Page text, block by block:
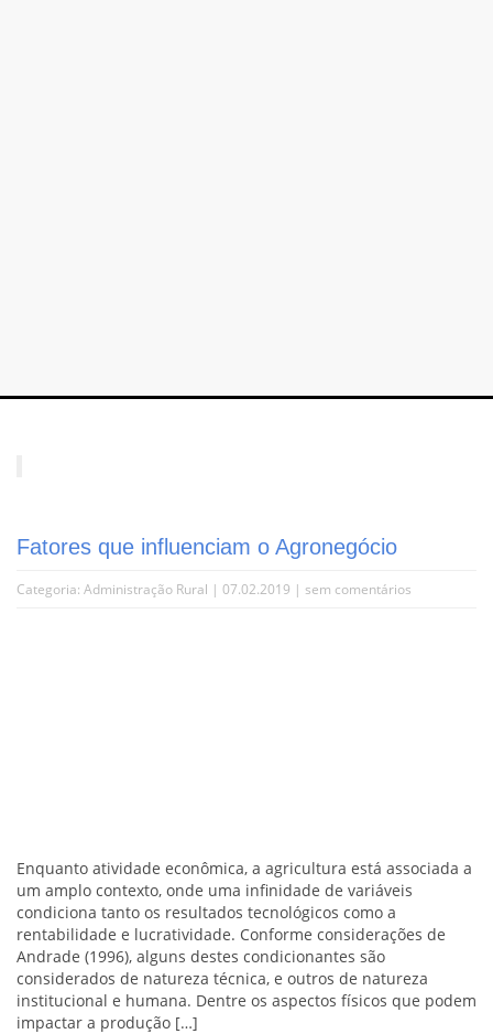
Fatores que influenciam o Agronegócio
Categoria: Administração Rural | 07.02.2019 | sem comentários
Enquanto atividade econômica, a agricultura está associada a
um amplo contexto, onde uma infinidade de variáveis
condiciona tanto os resultados tecnológicos como a
rentabilidade e lucratividade. Conforme considerações de
Andrade (1996), alguns destes condicionantes são
considerados de natureza técnica, e outros de natureza
institucional e humana. Dentre os aspectos físicos que podem
impactar a produção […]